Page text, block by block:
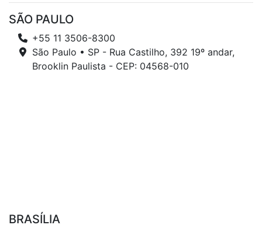
SÃO PAULO
+55 11 3506-8300
São Paulo • SP - Rua Castilho, 392 19º andar,
Brooklin Paulista - CEP: 04568-010
BRASÍLIA